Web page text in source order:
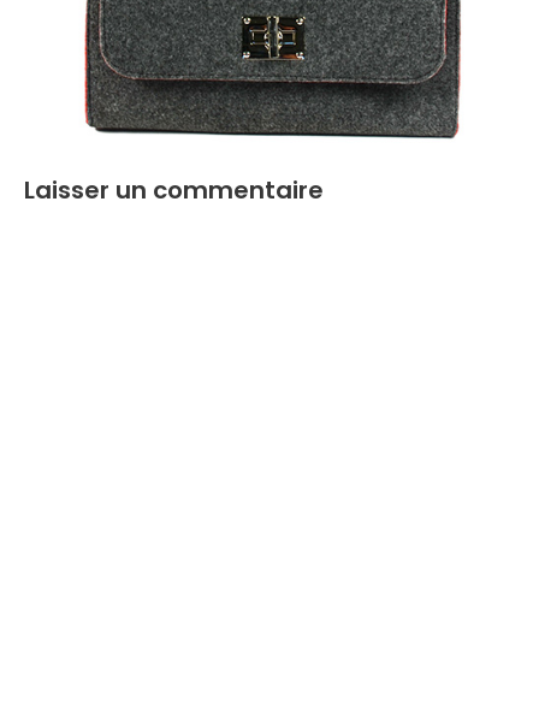
Laisser un commentaire